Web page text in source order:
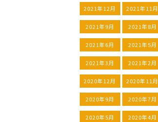
2021年12月 2021年11月
2021年9月 2021年8月
2021年6月 2021年5月
2021年3月 2021年2月
2020年12月 2020年11月
2020年9月 2020年7月
2020年5月 2020年4月